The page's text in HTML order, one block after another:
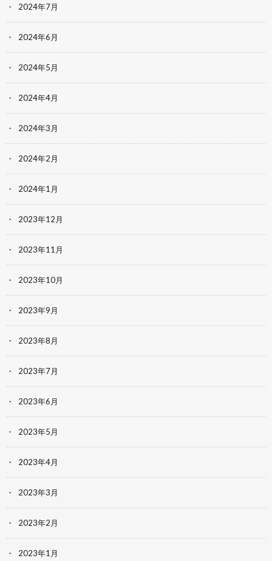
2024年7月
2024年6月
2024年5月
2024年4月
2024年3月
2024年2月
2024年1月
2023年12月
2023年11月
2023年10月
2023年9月
2023年8月
2023年7月
2023年6月
2023年5月
2023年4月
2023年3月
2023年2月
2023年1月